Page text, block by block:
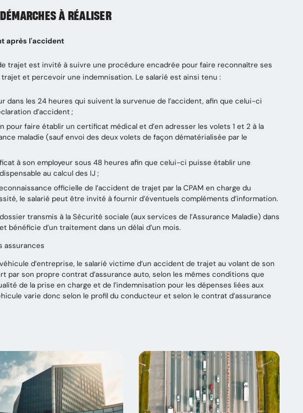
À RÉALISER
après l'accident
trajet est invité à suivre une procédure encadrée pour faire reconnaître ses
et percevoir une indemnisation. Le salarié est ainsi tenu :
dans les 24 heures qui suivent la survenue de l’accident, afin que celui-ci
d’accident ;
pour faire établir un certificat médical et d’en adresser les volets 1 et 2 à la
maladie (sauf envoi des deux volets de façon dématérialisée par le
à son employeur sous 48 heures afin que celui-ci puisse établir une
au calcul des IJ ;
officielle de l’accident de trajet par la CPAM en charge du
le salarié peut être invité à fournir d’éventuels compléments d’information.
transmis à la Sécurité sociale (aux services de l’Assurance Maladie) dans
bénéficie d’un traitement dans un délai d’un mois.
assurances
d’entreprise, le salarié victime d’un accident de trajet au volant de son
par son propre contrat d’assurance auto, selon les mêmes conditions que
de la prise en charge et de l’indemnisation pour les dépenses liées aux
varie donc selon le profil du conducteur et selon le contrat d’assurance